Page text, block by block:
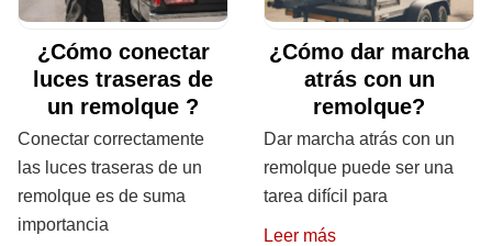
¿Cómo conectar
luces traseras de
un remolque ?
Conectar correctamente
las luces traseras de un
remolque es de suma
importancia
¿Cómo dar marcha
atrás con un
remolque?
Dar marcha atrás con un
remolque puede ser una
tarea difícil para
Leer más